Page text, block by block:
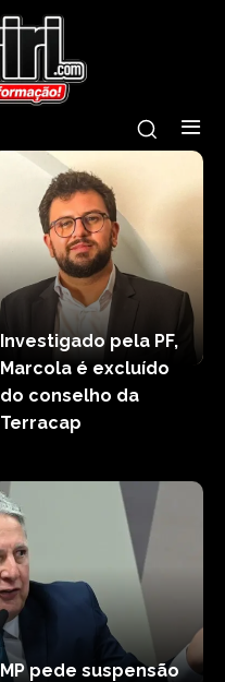
Investigado pela PF,
Marcola é excluído
do conselho da
Terracap
MP pede suspensão